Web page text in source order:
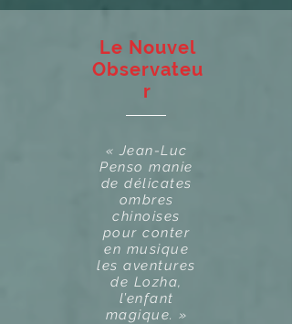
Le Nouvel
Observateu
r
« Jean-Luc
Penso manie
de délicates
ombres
chinoises
pour conter
en musique
les aventures
de Lozha,
l’enfant
magique. »